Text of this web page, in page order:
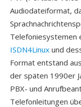
Audiodateiformat,
Telefoniesystemen
ISDN4Linux und
Format entstand
der späten 1990er
PBX- und
Telefonleitungen